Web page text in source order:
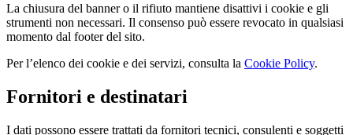
La chiusura del banner o il rifiuto mantiene disattivi i cookie e gli
strumenti non necessari. Il consenso può essere revocato in qualsiasi
momento dal footer del sito.
Per l’elenco dei cookie e dei servizi, consulta la Cookie Policy.
Fornitori e destinatari
I dati possono essere trattati da fornitori tecnici, consulenti e soggetti